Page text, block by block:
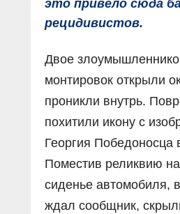
это привело сюда
рецидивистов.
Двое
монтировок открыли
проникли внутрь.
похитили икону с
Георгия Победоносца
Поместив реликвию
сиденье автомобиля,
ждал сообщник,